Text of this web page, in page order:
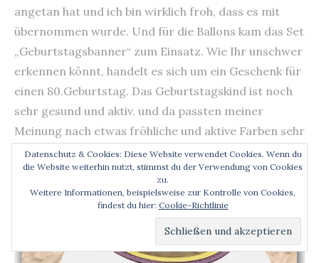
angetan hat und ich bin wirklich froh, dass es mit
übernommen wurde. Und für die Ballons kam das Set
„Geburtstagsbanner“ zum Einsatz. Wie Ihr unschwer
erkennen könnt, handelt es sich um ein Geschenk für
einen 80.Geburtstag. Das Geburtstagskind ist noch
sehr gesund und aktiv, und da passten meiner
Meinung nach etwas fröhliche und aktive Farben sehr
gut.
Datenschutz & Cookies: Diese Website verwendet Cookies. Wenn du
die Website weiterhin nutzt, stimmst du der Verwendung von Cookies
zu.
Weitere Informationen, beispielsweise zur Kontrolle von Cookies,
findest du hier: Cookie-Richtlinie